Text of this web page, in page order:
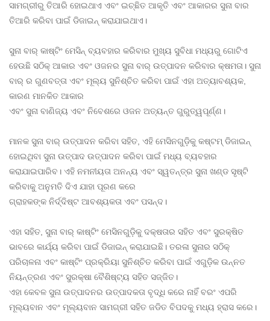
ସାମଗ୍ରୀରୁ ତିଆରି ହୋଇଥାଏ ଏବଂ ଇଚ୍ଛିତ ଆକୃତି ଏବଂ ଆକାରର ସୁନା ବାର
ତିଆରି କରିବା ପାଇଁ ଡିଜାଇନ୍ କରାଯାଇଥାଏ।
ସୁନା ବାର୍ କାଷ୍ଟିଂ ମେସିନ୍ ବ୍ୟବହାର କରିବାର ମୁଖ୍ୟ ସୁବିଧା ମଧ୍ୟରୁ ଗୋଟିଏ
ହେଉଛି ସଠିକ୍ ଆକାର ଏବଂ ଓଜନର ସୁନା ବାର୍ ଉତ୍ପାଦନ କରିବାର କ୍ଷମତା। ସୁନା
ବାର୍ ର ଗୁଣବତ୍ତା ଏବଂ ମୂଲ୍ୟ ସୁନିଶ୍ଚିତ କରିବା ପାଇଁ ଏହା ଅତ୍ୟାବଶ୍ୟକ,
କାରଣ ମାନକିତ ଆକାର
ଏବଂ ସୁନା ବାଣିଜ୍ୟ ଏବଂ ନିବେଶରେ ଓଜନ ଅତ୍ୟନ୍ତ ଗୁରୁତ୍ୱପୂର୍ଣ୍ଣ।
ମାନକ ସୁନା ବାର୍ ଉତ୍ପାଦନ କରିବା ସହିତ, ଏହି ମେସିନଗୁଡ଼ିକୁ କଷ୍ଟମ୍ ଡିଜାଇନ୍
ହୋଇଥିବା ସୁନା ଉତ୍ପାଦ ଉତ୍ପାଦନ କରିବା ପାଇଁ ମଧ୍ୟ ବ୍ୟବହାର
କରାଯାଇପାରିବ। ଏହି ନମନୀୟତା ଅନନ୍ୟ ଏବଂ ସ୍ୱତନ୍ତ୍ର ସୁନା ଖଣ୍ଡ ସୃଷ୍ଟି
କରିବାକୁ ଅନୁମତି ଦିଏ ଯାହା ପୂରଣ କରେ
ଗ୍ରାହକଙ୍କ ନିର୍ଦ୍ଦିଷ୍ଟ ଆବଶ୍ୟକତା ଏବଂ ପସନ୍ଦ।
ଏହା ସହିତ, ସୁନା ବାର୍ କାଷ୍ଟିଂ ମେସିନଗୁଡ଼ିକୁ ଦକ୍ଷତାର ସହିତ ଏବଂ ସୁରକ୍ଷିତ
ଭାବରେ କାର୍ଯ୍ୟ କରିବା ପାଇଁ ଡିଜାଇନ୍ କରାଯାଇଛି। ତରଳା ସୁନାର ସଠିକ୍
ପରିଚାଳନା ଏବଂ କାଷ୍ଟିଂ ପ୍ରକ୍ରିୟା ସୁନିଶ୍ଚିତ କରିବା ପାଇଁ ଏଗୁଡ଼ିକ ଉନ୍ନତ
ନିୟନ୍ତ୍ରଣ ଏବଂ ସୁରକ୍ଷା ବୈଶିଷ୍ଟ୍ୟ ସହିତ ସଜ୍ଜିତ।
ଏହା କେବଳ ସୁନା ଉତ୍ପାଦନର ଉତ୍ପାଦକତା ବୃଦ୍ଧି କରେ ନାହିଁ ବରଂ ଏପରି
ମୂଲ୍ୟବାନ ଏବଂ ମୂଲ୍ୟବାନ ସାମଗ୍ରୀ ସହିତ ଜଡିତ ବିପଦକୁ ମଧ୍ୟ ହ୍ରାସ କରେ।